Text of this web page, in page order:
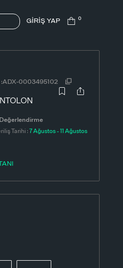
GİRİŞ YAP 0
:ADX-0003495102
Tarihi :7 Ağustos - 11 Ağustos